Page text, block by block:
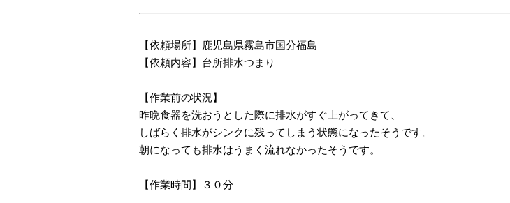
【依頼場所】鹿児島県霧島市国分福島
【依頼内容】台所排水つまり
【作業前の状況】
昨晩食器を洗おうとした際に排水がすぐ上がってきて、
しばらく排水がシンクに残ってしまう状態になったそうです。
朝になっても排水はうまく流れなかったそうです。
【作業時間】３０分